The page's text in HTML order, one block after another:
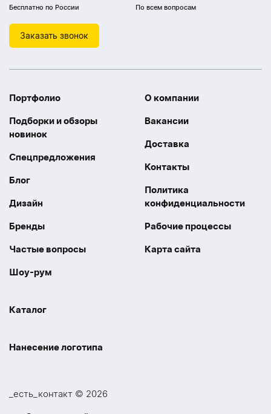
Бесплатно по России По всем вопросам
Заказать звонок
Портфолио
Подборки и обзоры
новинок
Спецпредложения
Блог
Дизайн
Бренды
Частые вопросы
Шоу-рум
О компании
Вакансии
Доставка
Контакты
Политика
конфиденциальности
Рабочие процессы
Карта сайта
Каталог
Нанесение логотипа
Шелкография
_есть_контакт © 2026